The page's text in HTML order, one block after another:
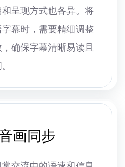
呈现方式也各异。将
幕时，需要精细调整
确保字幕清晰易读且
画同步